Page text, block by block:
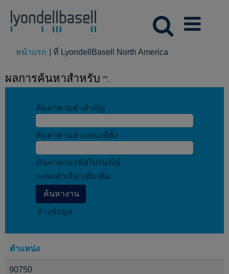
หน้าแรก ที่ LyondellBasell North America
ผลการค้นหาสำหรับ "".
ค้นหาตามคำสำคัญ
ค้นหาตามตำแหน่งที่ตั้ง
ค้นหาตามรหัสไปรษณีย์
แสดงตัวเลือกเพิ่มเติม
ล้างข้อมูล
ตำแหน่ง
90750